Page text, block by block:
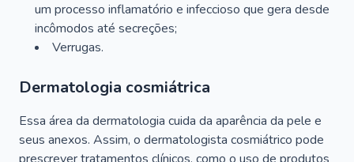
um processo inflamatório e infeccioso que gera desde
incômodos até secreções;
Verrugas.
Dermatologia cosmiátrica
Essa área da dermatologia cuida da aparência da pele e
seus anexos. Assim, o dermatologista cosmiátrico pode